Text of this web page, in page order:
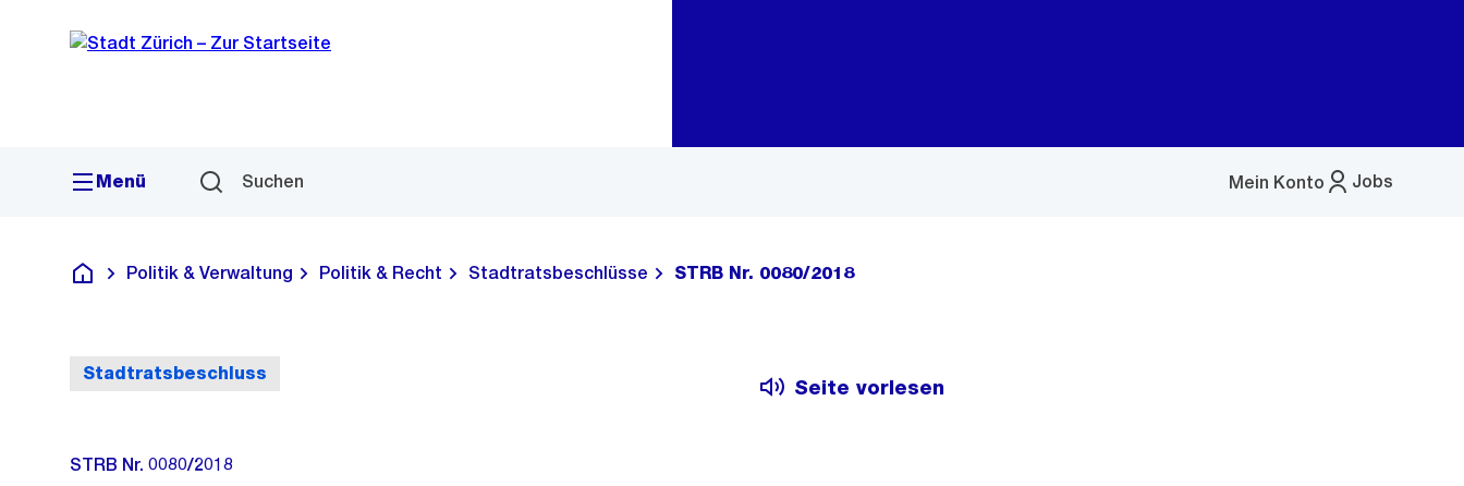
Navigation
Sprunglink
Menü Suchen Jobs
Mein Konto
Menü
Deutsch
Politik & Verwaltung Politik & Recht Stadtratsbeschlüsse STRB Nr. 0080/2018
Stadtratsbeschluss
Seite vorlesen
STRB Nr. 0080/2018